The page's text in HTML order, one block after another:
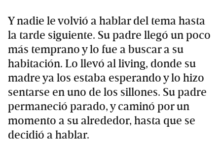
Y nadie le volvió a hablar del tema hasta
la tarde siguiente. Su padre llegó un poco
más temprano y lo fue a buscar a su
habitación. Lo llevó al living, donde su
madre ya los estaba esperando y lo hizo
sentarse en uno de los sillones. Su padre
permaneció parado, y caminó por un
momento a su alrededor, hasta que se
decidió a hablar.